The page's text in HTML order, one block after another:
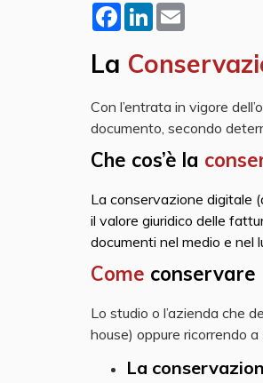
Facebook
LinkedIn
La
Con l’entrata in vigore
documento, secondo
Che cos’è la
La conservazione digitale
il valore giuridico delle
documenti nel medio e nel
Come conservare
Lo studio o l’azienda che
house) oppure ricorrendo a
La